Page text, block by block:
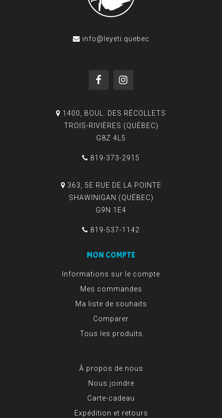
info@leyeti.quebec
1400, BOUL. DES RÉCOLLETS
TROIS-RIVIÈRES (QUÉBEC)
G8Z 4L5
819-373-2915
363, 5E RUE DE LA POINTE
SHAWINIGAN (QUÉBEC)
G9N 1E4
819-537-1142
MON COMPTE
Informations sur le compte
Mes commandes
Ma liste de souhaits
Comparer
Tous les produits
À propos de nous
Nous joindre
Carte-cadeau
Expédition et retours